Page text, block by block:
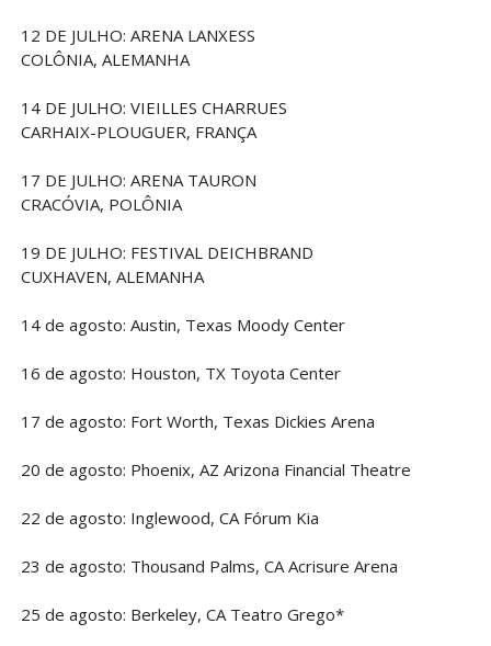
12 DE JULHO: ARENA LANXESS
COLÔNIA, ALEMANHA
14 DE JULHO: VIEILLES CHARRUES
CARHAIX-PLOUGUER, FRANÇA
17 DE JULHO: ARENA TAURON
CRACÓVIA, POLÔNIA
19 DE JULHO: FESTIVAL DEICHBRAND
CUXHAVEN, ALEMANHA
14 de agosto: Austin, Texas Moody Center
16 de agosto: Houston, TX Toyota Center
17 de agosto: Fort Worth, Texas Dickies Arena
20 de agosto: Phoenix, AZ Arizona Financial Theatre
22 de agosto: Inglewood, CA Fórum Kia
23 de agosto: Thousand Palms, CA Acrisure Arena
25 de agosto: Berkeley, CA Teatro Grego*